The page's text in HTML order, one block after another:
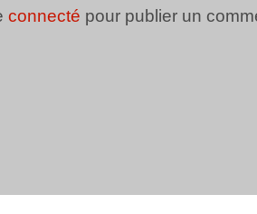
connecté pour publier un